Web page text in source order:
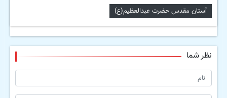
آستان مقدس حضرت عبدالعظیم(ع)
نظر شما